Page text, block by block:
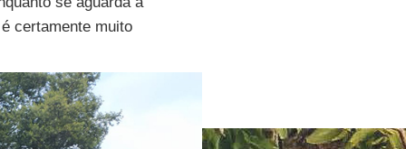
certamente muito